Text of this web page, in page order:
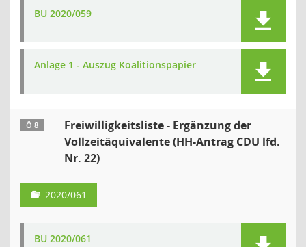
BU 2020/059
Anlage 1 - Auszug Koalitionspapier
Ö 8
Freiwilligkeitsliste - Ergänzung der
Vollzeitäquivalente (HH-Antrag CDU lfd.
Nr. 22)
2020/061
BU 2020/061